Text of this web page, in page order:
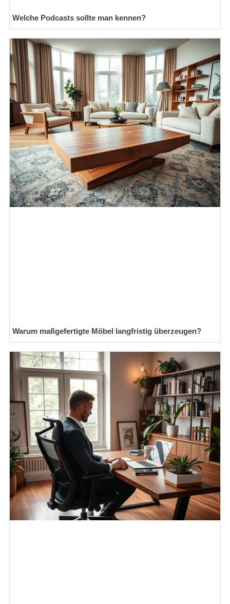
Welche Podcasts sollte man kennen?
Warum maßgefertigte Möbel langfristig überzeugen?